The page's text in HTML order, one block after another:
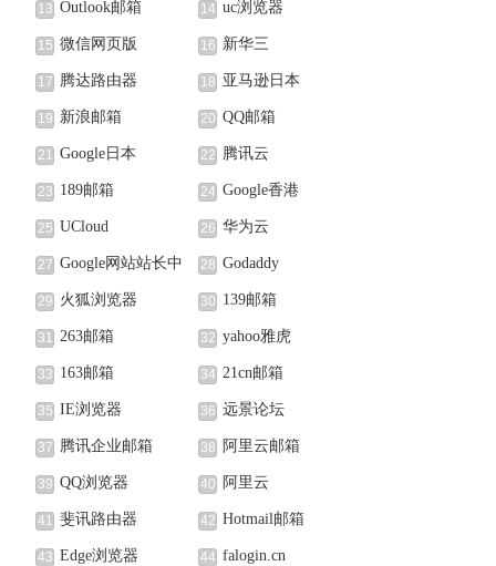
13 Outlook邮箱 14 uc浏览器
15 微信网页版 16 新华三
17 腾达路由器 18 亚马逊日本
19 新浪邮箱 20 QQ邮箱
21 Google日本 22 腾讯云
23 189邮箱 24 Google香港
25 UCloud 26 华为云
27 Google网站站长中
心
28 Godaddy
29 火狐浏览器 30 139邮箱
31 263邮箱 32 yahoo雅虎
33 163邮箱 34 21cn邮箱
35 IE浏览器 36 远景论坛
37 腾讯企业邮箱 38 阿里云邮箱
39 QQ浏览器 40 阿里云
41 斐讯路由器 42 Hotmail邮箱
43 Edge浏览器 44 falogin.cn